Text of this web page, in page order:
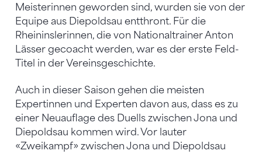
Meisterinnen geworden sind, wurden sie von der
Equipe aus Diepoldsau entthront. Für die
Rheininslerinnen, die von Nationaltrainer Anton
Lässer gecoacht werden, war es der erste Feld-
Titel in der Vereinsgeschichte.
Auch in dieser Saison gehen die meisten
Expertinnen und Experten davon aus, dass es zu
einer Neuauflage des Duells zwischen Jona und
Diepoldsau kommen wird. Vor lauter
«Zweikampf» zwischen Jona und Diepoldsau